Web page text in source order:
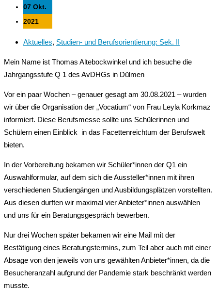
07 Okt.
2021
Aktuelles, Studien- und Berufsorientierung: Sek. II
Mein Name ist Thomas Altebockwinkel und ich besuche die
Jahrgangsstufe Q 1 des AvDHGs in Dülmen
Vor ein paar Wochen – genauer gesagt am 30.08.2021 – wurden
wir über die Organisation der „Vocatium“ von Frau Leyla Korkmaz
informiert. Diese Berufsmesse sollte uns Schülerinnen und
Schülern einen Einblick in das Facettenreichtum der Berufswelt
bieten.
In der Vorbereitung bekamen wir Schüler*innen der Q1 ein
Auswahlformular, auf dem sich die Aussteller*innen mit ihren
verschiedenen Studiengängen und Ausbildungsplätzen vorstellten.
Aus diesen durften wir maximal vier Anbieter*innen auswählen
und uns für ein Beratungsgespräch bewerben.
Nur drei Wochen später bekamen wir eine Mail mit der
Bestätigung eines Beratungstermins, zum Teil aber auch mit einer
Absage von den jeweils von uns gewählten Anbieter*innen, da die
Besucheranzahl aufgrund der Pandemie stark beschränkt werden
musste.